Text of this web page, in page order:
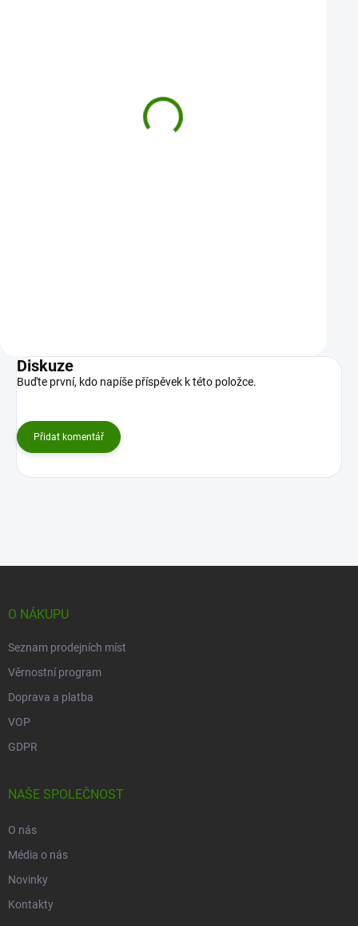
Diskuze
Buďte první, kdo napíše příspěvek k této položce.
Přidat komentář
O NÁKUPU
Seznam prodejních míst
Věrnostní program
Doprava a platba
VOP
GDPR
NAŠE SPOLEČNOST
O nás
Média o nás
Novinky
Kontakty